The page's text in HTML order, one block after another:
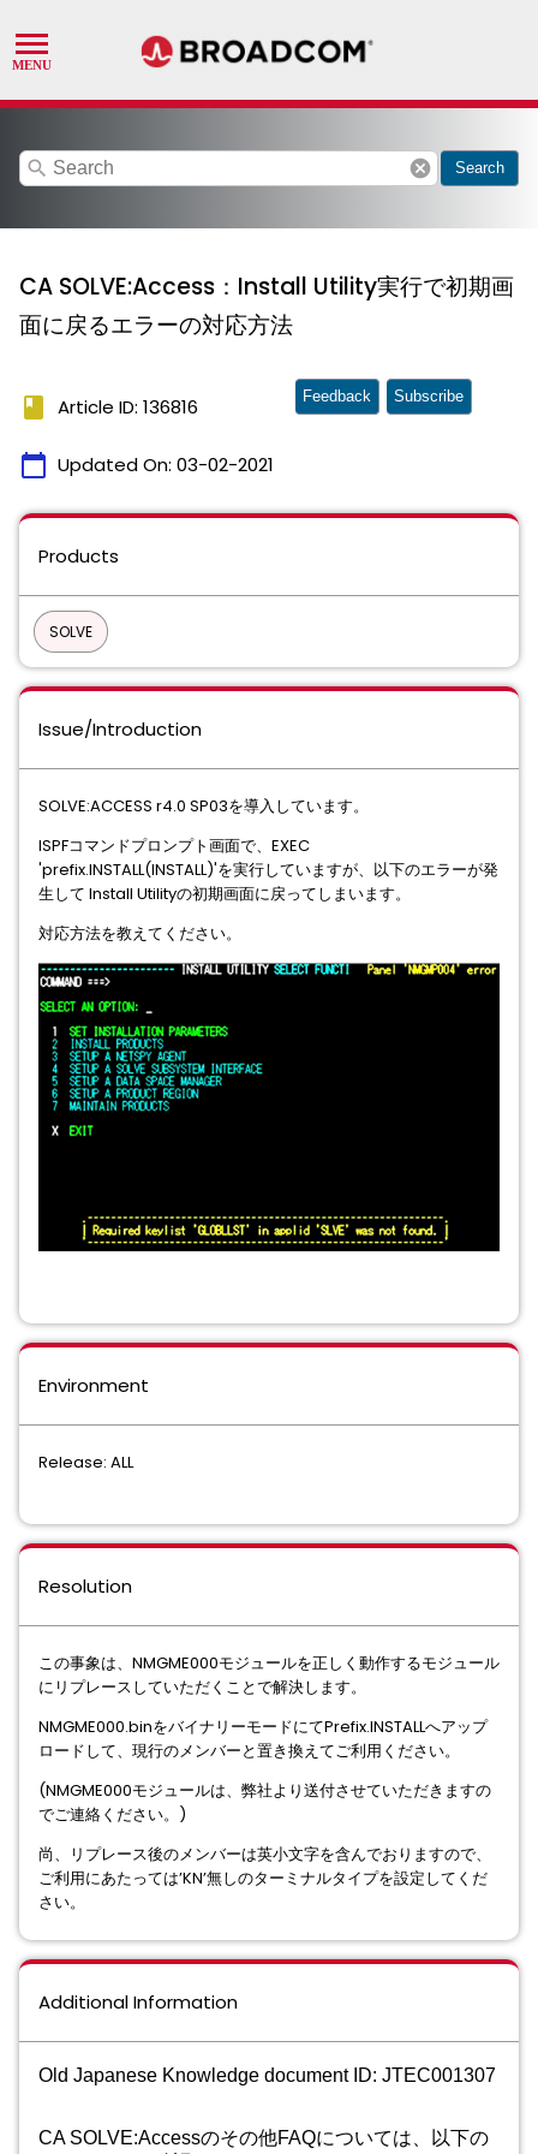
search cancel Search
CA SOLVE:Access：Install Utility実行で初期画
面に戻るエラーの対応方法
book Article ID: 136816
calendar_today Updated On: 03-02-2021
Feedback Subscribe
Products
SOLVE
Issue/Introduction
SOLVE:ACCESS r4.0 SP03を導入しています。
ISPFコマンドプロンプト画面で、EXEC
'prefix.INSTALL(INSTALL)'を実行していますが、以下のエラーが発
生して Install Utilityの初期画面に戻ってしまいます。
対応方法を教えてください。
Environment
Release: ALL
Resolution
この事象は、NMGME000モジュールを正しく動作するモジュール
にリプレースしていただくことで解決します。
NMGME000.binをバイナリーモードにてPrefix.INSTALLへアップ
ロードして、現行のメンバーと置き換えてご利用ください。
(NMGME000モジュールは、弊社より送付させていただきますの
でご連絡ください。)
尚、リプレース後のメンバーは英小文字を含んでおりますので、
ご利用にあたっては’KN’無しのターミナルタイプを設定してくだ
さい。
Additional Information
Old Japanese Knowledge document ID: JTEC001307
CA SOLVE:Accessのその他FAQについては、以下の